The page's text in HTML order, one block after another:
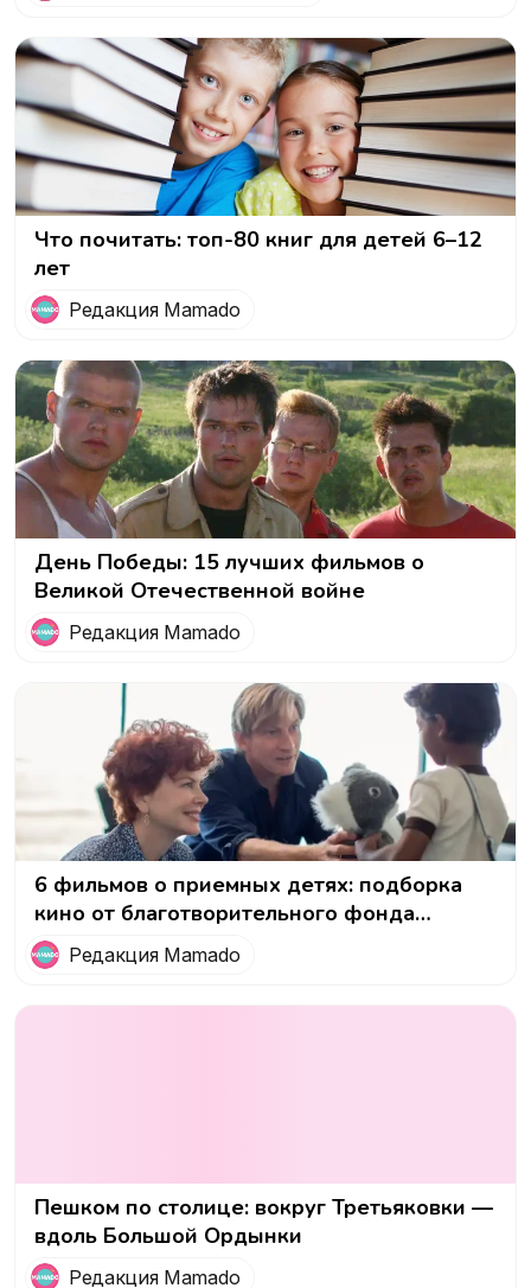
Что почитать: топ-80 книг для детей 6–12
лет
Редакция Mamado
День Победы: 15 лучших фильмов о
Великой Отечественной войне
Редакция Mamado
6 фильмов о приемных детях: подборка
кино от благотворительного фонда
«Измени одну жизнь»
Редакция Mamado
Пешком по столице: вокруг Третьяковки —
вдоль Большой Ордынки
Редакция Mamado